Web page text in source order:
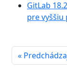
GitLab
pre
«